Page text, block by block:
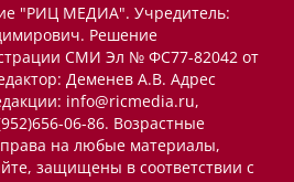
"РИЦ МЕДИА". Учредитель:
Решение
СМИ Эл № ФС77-82042 от
Деменев А.В. Адрес
info@ricmedia.ru,
06-86. Возрастные
на любые материалы,
защищены в соответствии с